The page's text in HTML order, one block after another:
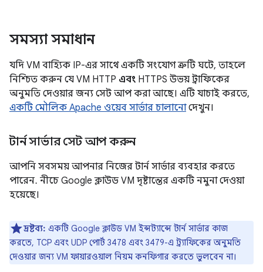
সমস্যা সমাধান
যদি VM বাহ্যিক IP-এর সাথে একটি সংযোগ ত্রুটি ঘটে, তাহলে
নিশ্চিত করুন যে VM HTTP এবং HTTPS উভয় ট্রাফিকের
অনুমতি দেওয়ার জন্য সেট আপ করা আছে। এটি যাচাই করতে,
একটি মৌলিক Apache ওয়েব সার্ভার চালানোদেখুন।
টার্ন সার্ভার সেট আপ করুন
আপনি সবসময় আপনার নিজের টার্ন সার্ভার ব্যবহার করতে
পারেন. নীচে Google ক্লাউড VM দৃষ্টান্তের একটি নমুনা দেওয়া
হয়েছে।
দ্রষ্টব্য: একটি Google ক্লাউড VM ইন্সট্যান্সে টার্ন সার্ভার কাজ
করতে, TCP এবং UDP পোর্ট 3478 এবং 3479-এ ট্র্যাফিকের অনুমতি
দেওয়ার জন্য VM ফায়ারওয়াল নিয়ম কনফিগার করতে ভুলবেন না।